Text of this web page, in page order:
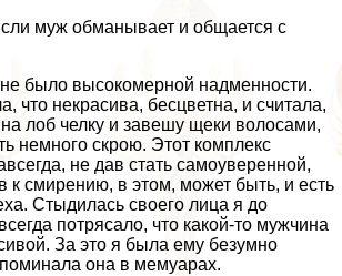
муж обманывает и общается с
было высокомерной надменности.
что некрасива, бесцветна, и считала,
лоб челку и завешу щеки волосами,
немного скрою. Этот комплекс
не дав стать самоуверенной,
к смирению, в этом, может быть, и есть
Стыдилась своего лица я до
потрясало, что какой-то мужчина
За это я была ему безумно
она в мемуарах.